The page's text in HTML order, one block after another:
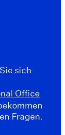
sich
Office
Fragen.